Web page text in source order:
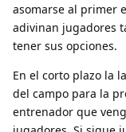
asomarse al primer
adivinan jugadores
tener sus opciones.
En el corto plazo la
del campo para la
entrenador que